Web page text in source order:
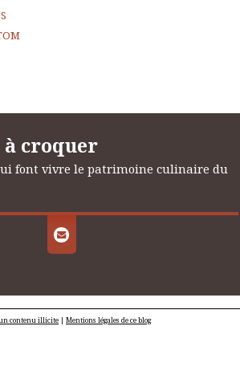
à croquer
font vivre le patrimoine culinaire du
contenu illicite Mentions légales de ce blog